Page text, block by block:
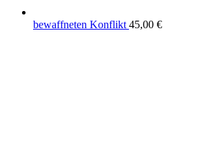
bewaffneten Konflikt 45,00 €